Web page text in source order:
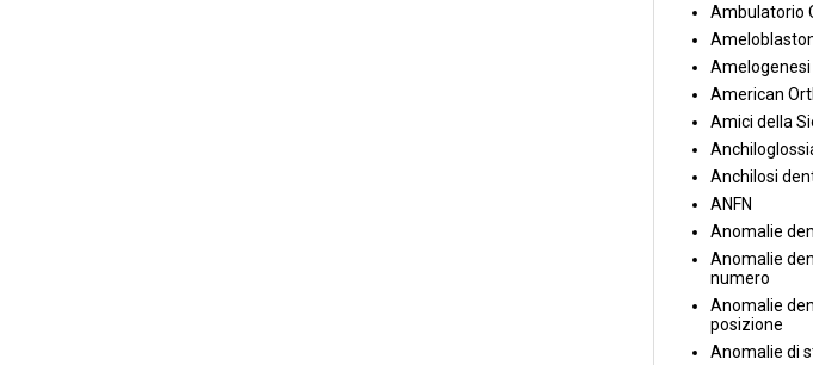
Ambulatorio
American
Amici della
Anchilosi
ANFN
Anomalie
Anomalie
numero
Anomalie
posizione
Anomalie di